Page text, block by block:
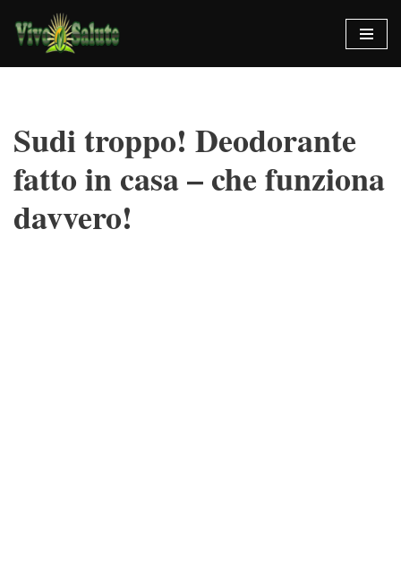
Vai
al
Sudi troppo! Deodorante
fatto in casa – che funziona
davvero!